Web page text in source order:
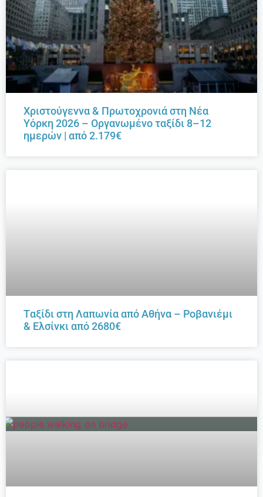
Χριστούγεννα & Πρωτοχρονιά στη Νέα
Υόρκη 2026 – Οργανωμένο ταξίδι 8–12
ημερών | από 2.179€
Tαξίδι στη Λαπωνία από Αθήνα – Ροβανιέμι
& Ελσίνκι από 2680€